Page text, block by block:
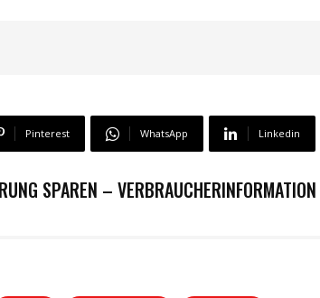
Pinterest WhatsApp Linkedin
SPAREN –